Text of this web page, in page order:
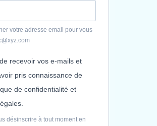
votre adresse email pour vous
recevoir vos e-mails et
pris connaissance de
de confidentialité et
désinscrire à tout moment en